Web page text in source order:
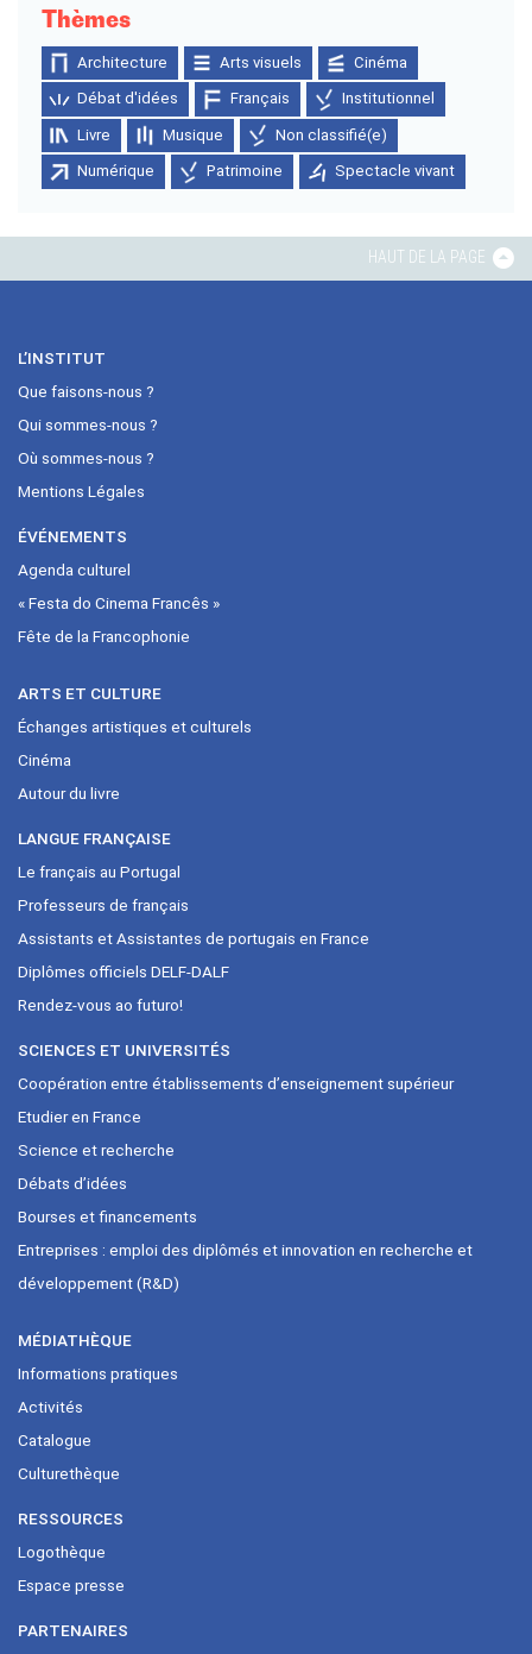
Thèmes
Architecture Arts visuels Cinéma
Débat d'idées Français Institutionnel
Livre Musique Non classifié(e)
Numérique Patrimoine Spectacle vivant
HAUT DE LA PAGE
L’INSTITUT
Que faisons-nous ?
Qui sommes-nous ?
Où sommes-nous ?
Mentions Légales
ÉVÉNEMENTS
Agenda culturel
« Festa do Cinema Francês »
Fête de la Francophonie
ARTS ET CULTURE
Échanges artistiques et culturels
Cinéma
Autour du livre
LANGUE FRANÇAISE
Le français au Portugal
Professeurs de français
Assistants et Assistantes de portugais en France
Diplômes officiels DELF-DALF
Rendez-vous ao futuro!
SCIENCES ET UNIVERSITÉS
Coopération entre établissements d’enseignement supérieur
Etudier en France
Science et recherche
Débats d’idées
Bourses et financements
Entreprises : emploi des diplômés et innovation en recherche et
développement (R&D)
MÉDIATHÈQUE
Informations pratiques
Activités
Catalogue
Culturethèque
RESSOURCES
Logothèque
Espace presse
PARTENAIRES